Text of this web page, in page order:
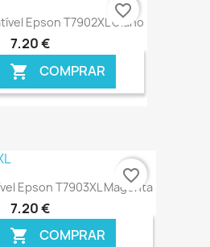
Epson T7902XL Ciano
7,20 €
 COMPRAR
€ ONLINE
favorite_border
Epson T7903XL Magenta
7,20 €
 COMPRAR
favorite_border